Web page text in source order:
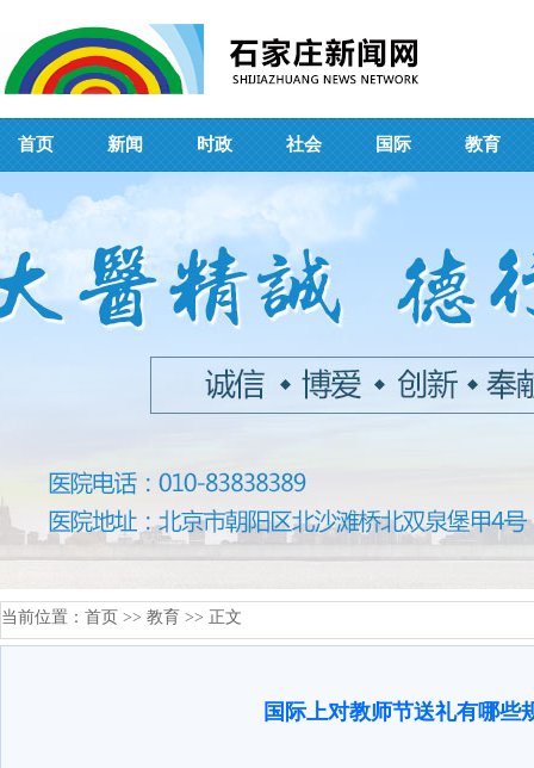
首页 新闻 时政 社会 国际 教育
当前位置： 首页 >> 教育 >> 正文
国际上对教师节送礼有哪些